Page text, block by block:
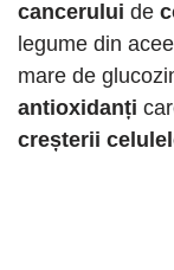
cancerului de
legume din
mare de
antioxidanți
creșterii